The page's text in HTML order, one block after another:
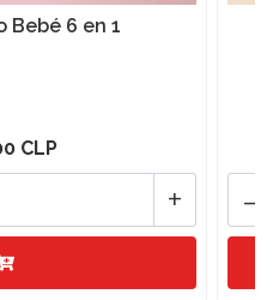
Bebé 6 en 1
CLP
+ -